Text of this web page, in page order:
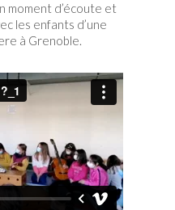
moment d’écoute et
les enfants d’une
à Grenoble.